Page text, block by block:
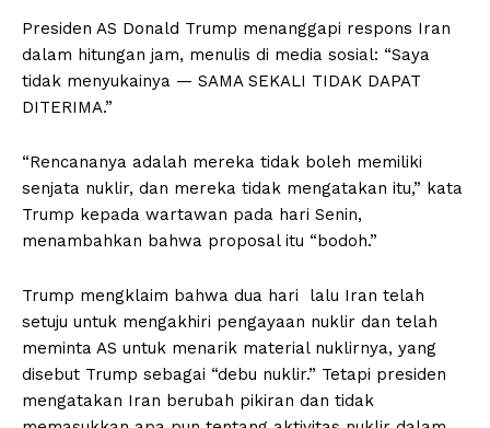
Presiden AS Donald Trump menanggapi respons Iran
dalam hitungan jam, menulis di media sosial: “Saya
tidak menyukainya — SAMA SEKALI TIDAK DAPAT
DITERIMA.”
“Rencananya adalah mereka tidak boleh memiliki
senjata nuklir, dan mereka tidak mengatakan itu,” kata
Trump kepada wartawan pada hari Senin,
menambahkan bahwa proposal itu “bodoh.”
Trump mengklaim bahwa dua hari lalu Iran telah
setuju untuk mengakhiri pengayaan nuklir dan telah
meminta AS untuk menarik material nuklirnya, yang
disebut Trump sebagai “debu nuklir.” Tetapi presiden
mengatakan Iran berubah pikiran dan tidak